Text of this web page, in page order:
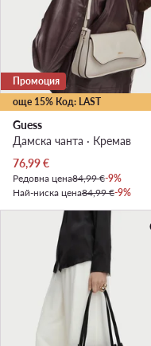
още 15% Код: LAST
Промоция
Guess
Дамска чанта · Кремав
Актуална цена
76,99€
Редовна цена84,99 €-9%
Най-ниска цена84,99 €-9%